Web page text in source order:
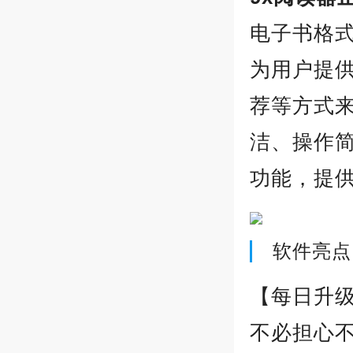
电子书格
为用户提
荐等方式
洁、操作
功能，提
软件亮点
【每日升
不必担心